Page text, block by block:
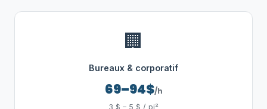
🏢
Bureaux & corporatif
69–94$/h
3 $ – 5 $ / pi²